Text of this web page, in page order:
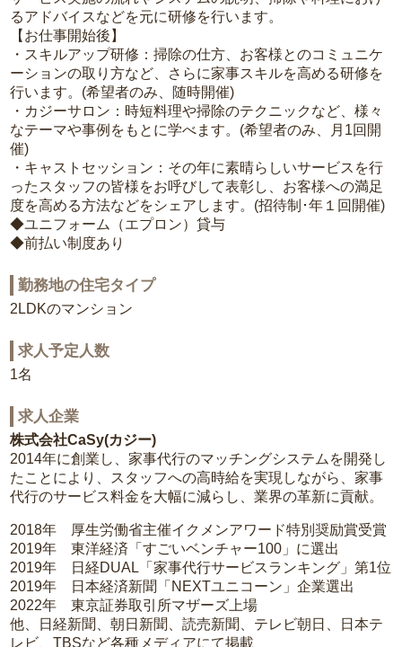
るアドバイスなどを元に研修を行います。
【お仕事開始後】
・スキルアップ研修：掃除の仕方、お客様とのコミュニケ
ーションの取り方など、さらに家事スキルを高める研修を
行います。(希望者のみ、随時開催)
・カジーサロン：時短料理や掃除のテクニックなど、様々
なテーマや事例をもとに学べます。(希望者のみ、月1回開
催)
・キャストセッション：その年に素晴らしいサービスを行
ったスタッフの皆様をお呼びして表彰し、お客様への満足
度を高める方法などをシェアします。(招待制･年１回開催)
◆ユニフォーム（エプロン）貸与
◆前払い制度あり
勤務地の住宅タイプ
2LDKのマンション
求人予定人数
1名
求人企業
株式会社CaSy(カジー)
2014年に創業し、家事代行のマッチングシステムを開発し
たことにより、スタッフへの高時給を実現しながら、家事
代行のサービス料金を大幅に減らし、業界の革新に貢献。
2018年 厚生労働省主催イクメンアワード特別奨励賞受賞
2019年 東洋経済「すごいベンチャー100」に選出
2019年 日経DUAL「家事代行サービスランキング」第1位
2019年 日本経済新聞「NEXTユニコーン」企業選出
2022年 東京証券取引所マザーズ上場
他、日経新聞、朝日新聞、読売新聞、テレビ朝日、日本テ
レビ、TBSなど各種メディアにて掲載